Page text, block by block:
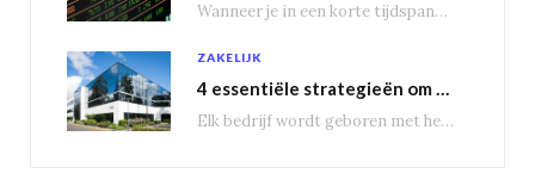
Wanneer je in een korte tijdspanne behoorlijke winst wil maken, is het geen slecht idee…
ZAKELIJK
4 essentiële strategieën om bedrijfsuitbreiding te genereren
Elk bedrijf wordt geboren met het doel groot te worden, om nieuwe markten te veroveren.…